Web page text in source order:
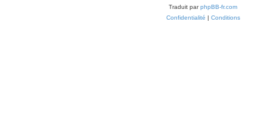
Traduit parphpBB-fr.com
Confidentialité | Conditions